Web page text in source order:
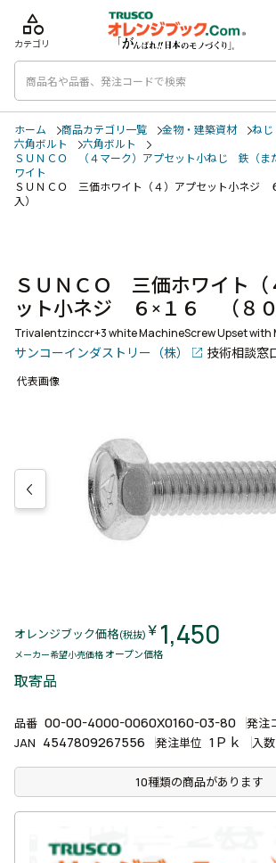
category
カテゴリ
ホーム 商品カテゴリ一覧 金物・建築資材
ねじ
六角ボルト
六角ボルト
ＳＵＮＣＯ （４マーク）アプセット小ねじ 鉄（
ワイト
ＳＵＮＣＯ 三価ホワイト（４）アプセット小ネジ
入）
ＳＵＮＣＯ 三価ホワイト（
ット小ネジ ６×１６ （８
Trivalentzinccr+3 white MachineScrew Upset with
サンコーインダストリー（株） 技術相談窓
代表画像
オレンジブック価格(税抜) ￥ 1,450
メーカー希望小売価格 オープン価格
取寄品
品番 00-00-4000-0060X0160-03-80 発注
JAN 4547809267556 発注単位 1Ｐｋ 入数
10種類の商品があります